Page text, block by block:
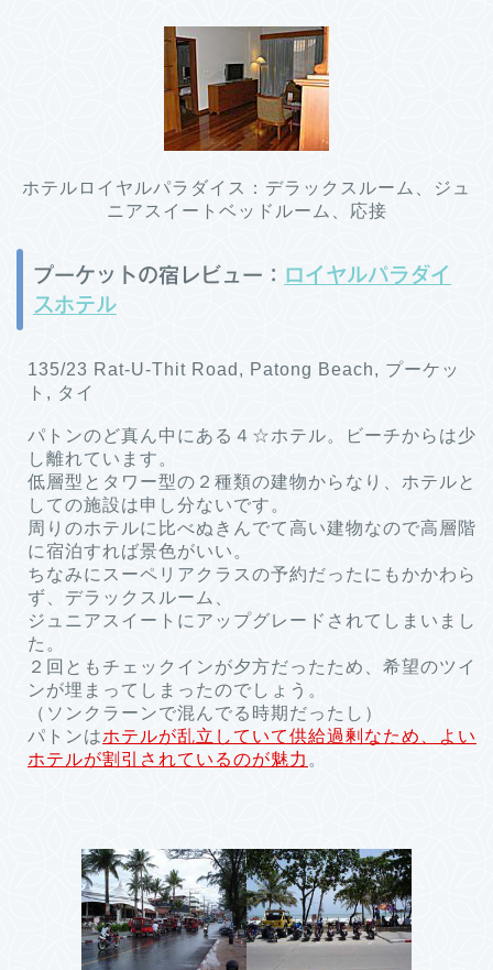
ホテルロイヤルパラダイス：デラックスルーム、ジュ
ニアスイートベッドルーム、応接
プーケットの宿レビュー： ロイヤルパラダイ
スホテル
135/23 Rat-U-Thit Road, Patong Beach, プーケッ
ト, タイ
パトンのど真ん中にある４☆ホテル。ビーチからは少
し離れています。
低層型とタワー型の２種類の建物からなり、ホテルと
しての施設は申し分ないです。
周りのホテルに比べぬきんでて高い建物なので高層階
に宿泊すれば景色がいい。
ちなみにスーペリアクラスの予約だったにもかかわら
ず、デラックスルーム、
ジュニアスイートにアップグレードされてしまいまし
た。
２回ともチェックインが夕方だったため、希望のツイ
ンが埋まってしまったのでしょう。
（ソンクラーンで混んでる時期だったし）
パトンはホテルが乱立していて供給過剰なため、よい
ホテルが割引されているのが魅力 。